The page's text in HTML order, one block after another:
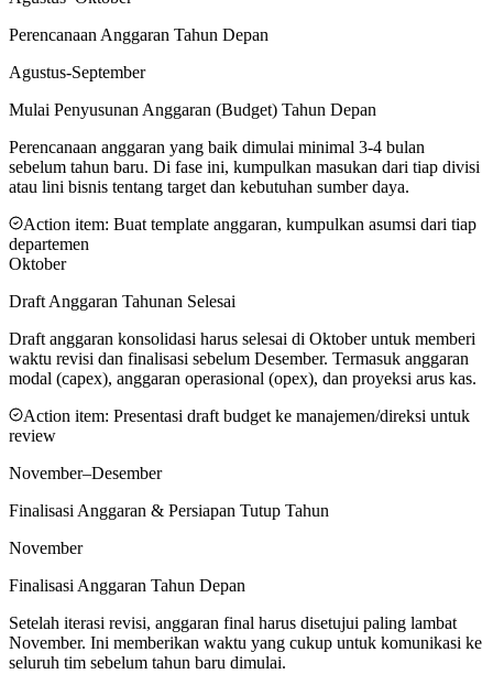
Perencanaan Anggaran Tahun Depan
Agustus-September
Mulai Penyusunan Anggaran (Budget) Tahun Depan
Perencanaan anggaran yang baik dimulai minimal 3-4 bulan
sebelum tahun baru. Di fase ini, kumpulkan masukan dari tiap divisi
atau lini bisnis tentang target dan kebutuhan sumber daya.
Action item: Buat template anggaran, kumpulkan asumsi dari tiap
departemen
Oktober
Draft Anggaran Tahunan Selesai
Draft anggaran konsolidasi harus selesai di Oktober untuk memberi
waktu revisi dan finalisasi sebelum Desember. Termasuk anggaran
modal (capex), anggaran operasional (opex), dan proyeksi arus kas.
Action item: Presentasi draft budget ke manajemen/direksi untuk
review
November–Desember
Finalisasi Anggaran & Persiapan Tutup Tahun
November
Finalisasi Anggaran Tahun Depan
Setelah iterasi revisi, anggaran final harus disetujui paling lambat
November. Ini memberikan waktu yang cukup untuk komunikasi ke
seluruh tim sebelum tahun baru dimulai.